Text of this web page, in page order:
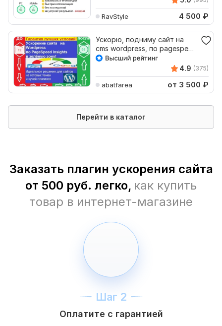
RavStyle 4 500 ₽
Ускорю, подниму сайт на
cms wordpress, по pagespeed
в зелёную зону
4.9 (375)
abatfarea от 3 500 ₽
Перейти в каталог
Заказать плагин ускорения сайта
от 500 руб. легко, как купить
товар в интернет-магазине
Шаг 2
Оплатите с гарантией